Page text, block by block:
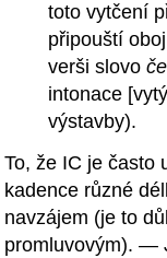
toto vytčení
připouští
verši slovo
intonace
výstavby).
To, že IC je často
kadence různé
navzájem (je to
promluvovým). —